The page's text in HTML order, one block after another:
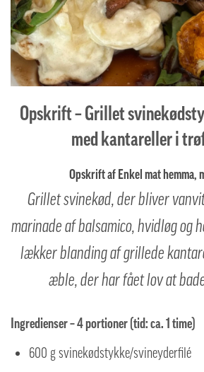
Opskrift – Grillet
med kantareller i
Opskrift af Enkel mat hemma,
Grillet svinekød, der bliver
marinade af balsamico, hvidløg og
lækker blanding af grillede
æble, der har fået lov at
Ingredienser – 4 portioner (tid: ca. 1 time)
600 g svinekødstykke/svineyderfilé